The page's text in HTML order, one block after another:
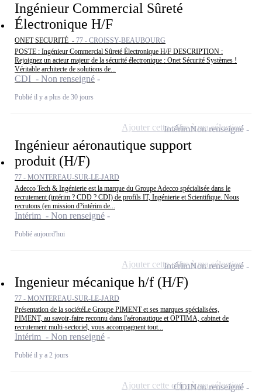
Ingénieur Commercial Sûreté
Électronique H/F
ONET SECURITÉ - 77 - CROISSY-BEAUBOURG
POSTE : Ingénieur Commercial Sûreté Électronique H/F DESCRIPTION :
Rejoignez un acteur majeur de la sécurité électronique : Onet Sécurité Systèmes !
Véritable architecte de solutions de...
CDI - Non renseigné
Publié il y a plus de 30 jours
Ingénieur aéronautique support
produit (H/F)
77 - MONTEREAU-SUR-LE-JARD
Adecco Tech & Ingénierie est la marque du Groupe Adecco spécialisée dans le
recrutement (intérim ? CDD ? CDI) de profils IT, Ingénierie et Scientifique. Nous
recrutons (en mission d?intérim de...
Intérim - Non renseigné
Publié aujourd'hui
IntérimNon renseigné
Ajouter cette offre à ma sélection
Ingenieur mécanique h/f (H/F)
77 - MONTEREAU-SUR-LE-JARD
Présentation de la sociétéLe Groupe PIMENT et ses marques spécialisées,
PIMENT, au savoir-faire reconnu dans l'aéronautique et OPTIMA, cabinet de
recrutement multi-sectoriel, vous accompagnent tout...
Intérim - Non renseigné
Publié il y a 2 jours
IntérimNon renseigné
Ajouter cette offre à ma sélection
CDINon renseigné
Ajouter cette offre à ma sélection